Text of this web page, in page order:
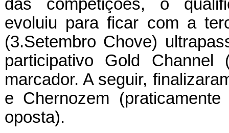
das competições, o
evoluiu para ficar com a
(3.Setembro Chove)
participativo Gold
marcador. A seguir,
e Chernozem
oposta).